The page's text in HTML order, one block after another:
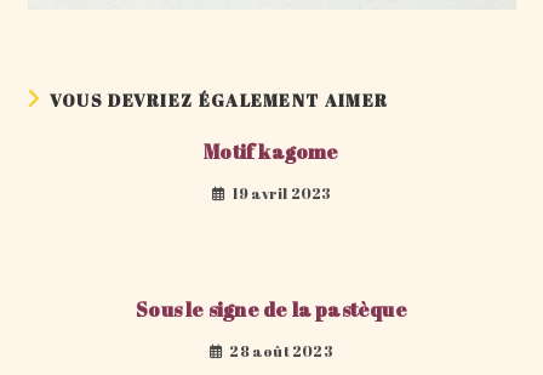
VOUS DEVRIEZ ÉGALEMENT AIMER
Motif kagome
19 avril 2023
Sous le signe de la pastèque
28 août 2023